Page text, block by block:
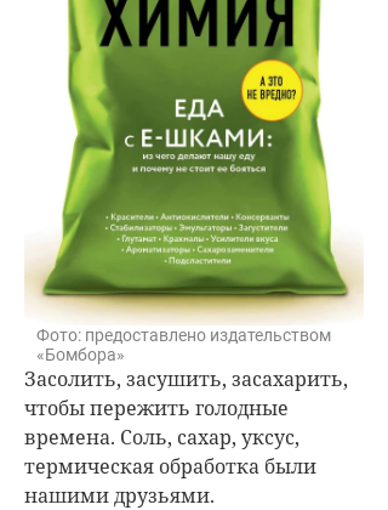
Фото: предоставлено издательством
«Бомбора»
Засолить, засушить, засахарить,
чтобы пережить голодные
времена. Соль, сахар, уксус,
термическая обработка были
нашими друзьями.